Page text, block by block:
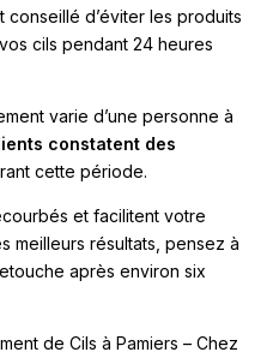
conseillé d’éviter les produits
cils pendant 24 heures
varie d’une personne à
constatent des
cette période.
et facilitent votre
meilleurs résultats, pensez à
après environ six
de Cils à Pamiers – Chez